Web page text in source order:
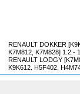
RENAULT DOKKER
K7M812, K7M828] 1.2 -
RENAULT LODGY
K9K612, H5F402,
/ RENAULT LOGAN II